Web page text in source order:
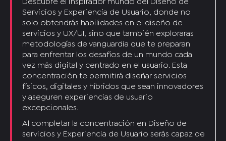
Descubre el inspirador mundo del Diseño de
Servicios y Experiencia de Usuario, donde no
solo obtendrás habilidades en el diseño de
servicios y UX/UI, sino que también exploraras
metodologías de vanguardia que te preparan
para enfrentar los desafíos de un mundo cada
vez más digital y centrado en el usuario. Esta
concentración te permitirá diseñar servicios
físicos, digitales y híbridos que sean innovadores
y aseguren experiencias de usuario
excepcionales.
Al completar la concentración en Diseño de
servicios y Experiencia de Usuario serás capaz de